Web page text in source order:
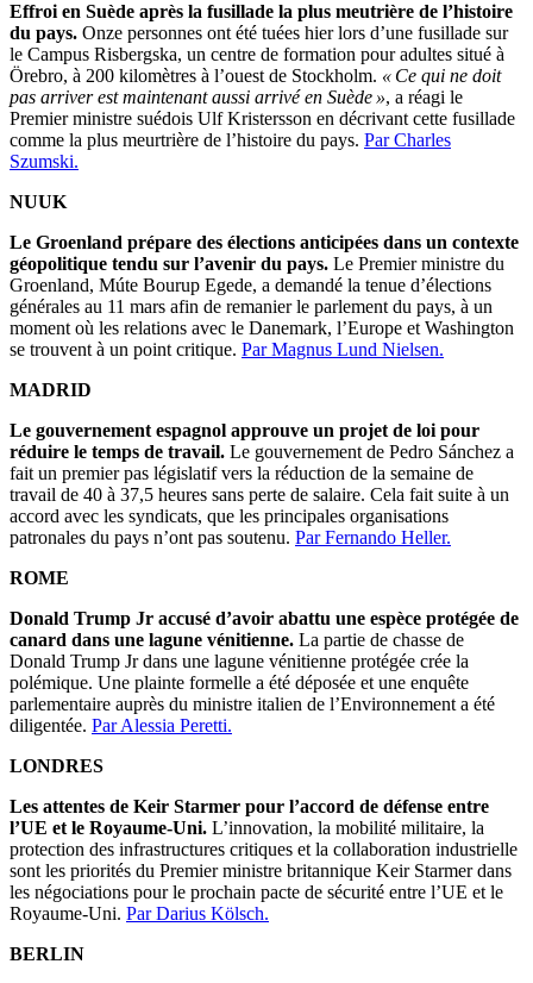
Effroi en Suède après la fusillade la plus meutrière de l’histoire
du pays. Onze personnes ont été tuées hier lors d’une fusillade sur
le Campus Risbergska, un centre de formation pour adultes situé à
Örebro, à 200 kilomètres à l’ouest de Stockholm. « Ce qui ne doit
pas arriver est maintenant aussi arrivé en Suède », a réagi le
Premier ministre suédois Ulf Kristersson en décrivant cette fusillade
comme la plus meurtrière de l’histoire du pays. Par Charles
Szumski.
NUUK
Le Groenland prépare des élections anticipées dans un contexte
géopolitique tendu sur l’avenir du pays. Le Premier ministre du
Groenland, Múte Bourup Egede, a demandé la tenue d’élections
générales au 11 mars afin de remanier le parlement du pays, à un
moment où les relations avec le Danemark, l’Europe et Washington
se trouvent à un point critique. Par Magnus Lund Nielsen.
MADRID
Le gouvernement espagnol approuve un projet de loi pour
réduire le temps de travail. Le gouvernement de Pedro Sánchez a
fait un premier pas législatif vers la réduction de la semaine de
travail de 40 à 37,5 heures sans perte de salaire. Cela fait suite à un
accord avec les syndicats, que les principales organisations
patronales du pays n’ont pas soutenu. Par Fernando Heller.
ROME
Donald Trump Jr accusé d’avoir abattu une espèce protégée de
canard dans une lagune vénitienne. La partie de chasse de
Donald Trump Jr dans une lagune vénitienne protégée crée la
polémique. Une plainte formelle a été déposée et une enquête
parlementaire auprès du ministre italien de l’Environnement a été
diligentée. Par Alessia Peretti.
LONDRES
Les attentes de Keir Starmer pour l’accord de défense entre
l’UE et le Royaume-Uni. L’innovation, la mobilité militaire, la
protection des infrastructures critiques et la collaboration industrielle
sont les priorités du Premier ministre britannique Keir Starmer dans
les négociations pour le prochain pacte de sécurité entre l’UE et le
Royaume-Uni. Par Darius Kölsch.
BERLIN